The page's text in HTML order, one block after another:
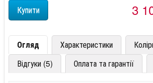
3
Огляд Характеристики
Відгуки (5)
Оплата та гарантії